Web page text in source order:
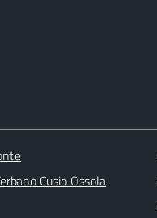
Cusio Ossola